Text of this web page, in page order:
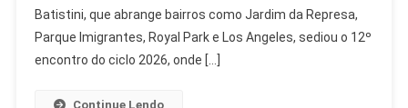
População
Aprova
E
Batistini, que abrange bairros como Jardim da Represa,
Parque Imigrantes, Royal Park e Los Angeles, sediou o 12º
encontro do ciclo 2026, onde […]
Continue Lendo